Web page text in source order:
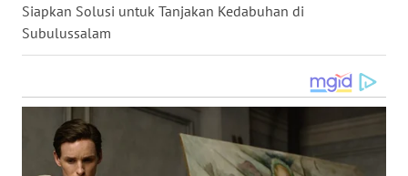
Siapkan Solusi untuk Tanjakan Kedabuhan di
Subulussalam
WN
GORONTALO
SULUT
WN
MALUKU